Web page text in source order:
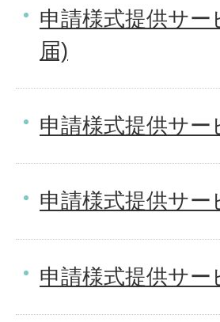
申請様式提供サ
届)
申請様式提供サ
申請様式提供サ
申請様式提供サ